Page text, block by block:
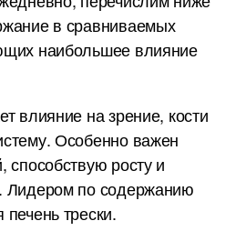
в сравниваемых
наибольшее влияние
влияние на зрение, кости
Особенно важен
росту и
Лидером по содержанию
трески.